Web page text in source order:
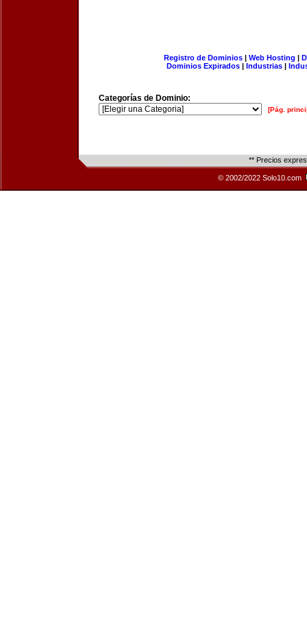
Registro de Dominios| Web Hosting |
Dominios Expirados | Industrias |
Categorías de Dominio:
[Pág.
** Precios
© 2002/2022 Solo10.com